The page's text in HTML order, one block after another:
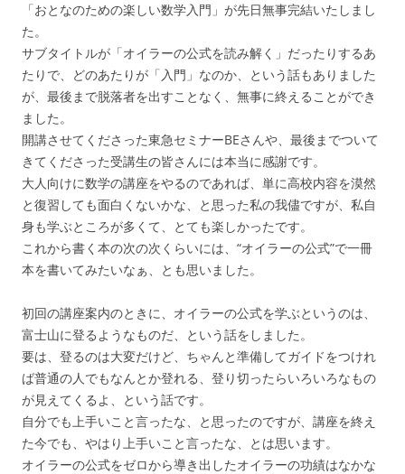
「おとなのための楽しい数学入門」が先日無事完結いたしまし
た。
サブタイトルが「オイラーの公式を読み解く」だったりするあ
たりで、どのあたりが「入門」なのか、という話もありました
が、最後まで脱落者を出すことなく、無事に終えることができ
ました。
開講させてくださった東急セミナーBEさんや、最後までついて
きてくださった受講生の皆さんには本当に感謝です。
大人向けに数学の講座をやるのであれば、単に高校内容を漠然
と復習しても面白くないかな、と思った私の我儘ですが、私自
身も学ぶところが多くて、とても楽しかったです。
これから書く本の次の次くらいには、“オイラーの公式”で一冊
本を書いてみたいなぁ、とも思いました。
初回の講座案内のときに、オイラーの公式を学ぶというのは、
富士山に登るようなものだ、という話をしました。
要は、登るのは大変だけど、ちゃんと準備してガイドをつけれ
ば普通の人でもなんとか登れる、登り切ったらいろいろなもの
が見えてくるよ、という話です。
自分でも上手いこと言ったな、と思ったのですが、講座を終え
た今でも、やはり上手いこと言ったな、とは思います。
オイラーの公式をゼロから導き出したオイラーの功績はなかな